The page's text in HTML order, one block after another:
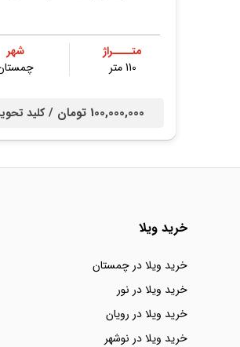
متــــراژ
110 متر
شهر
100,000,000 تومان / کلید
خرید ویلا
خرید ویلا در چمستان
خرید ویلا در نور
خرید ویلا در رویان
خرید ویلا در نوشهر